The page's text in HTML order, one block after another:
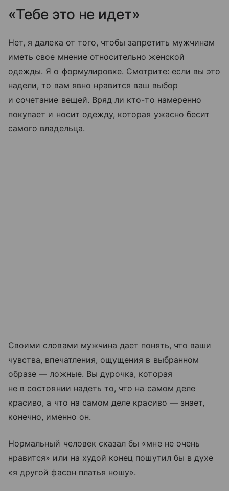
«Тебе это не идет»
Нет, я далека от того, чтобы запретить мужчинам
иметь свое мнение относительно женской
одежды. Я о формулировке. Смотрите: если вы это
надели, то вам явно нравится ваш выбор
и сочетание вещей. Вряд ли кто-то намеренно
покупает и носит одежду, которая ужасно бесит
самого владельца.
Своими словами мужчина дает понять, что ваши
чувства, впечатления, ощущения в выбранном
образе — ложные. Вы дурочка, которая
не в состоянии надеть то, что на самом деле
красиво, а что на самом деле красиво — знает,
конечно, именно он.
Нормальный человек сказал бы «мне не очень
нравится» или на худой конец пошутил бы в духе
«я другой фасон платья ношу».